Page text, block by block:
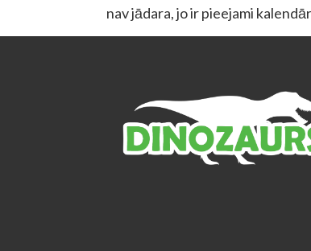
nav jādara, jo ir pieejami